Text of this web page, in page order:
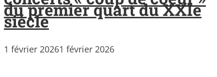
du premier quart du XXIe
siècle
1 février 20261 février 2026